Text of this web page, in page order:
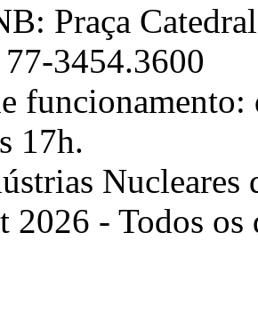
Praça
3454.3600
funcionamento:
17h.
2026 - Todos os